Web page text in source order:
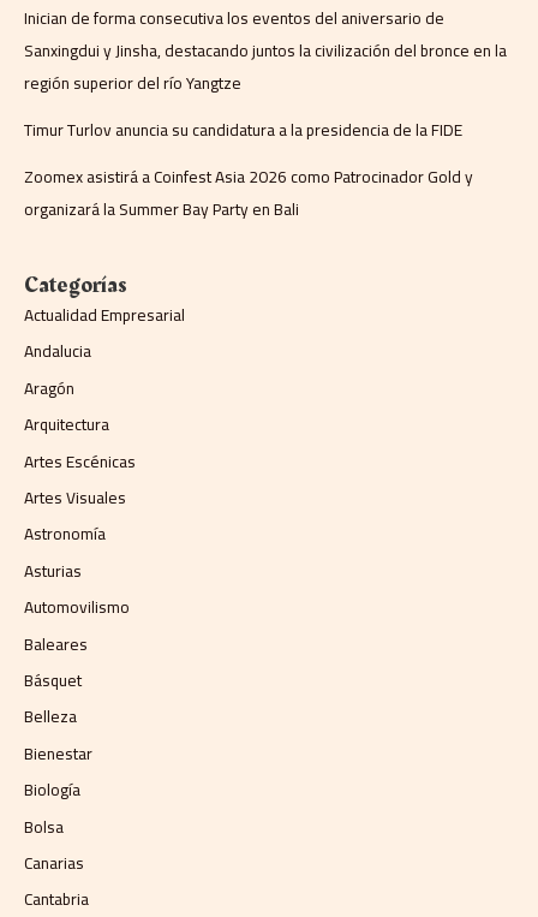
Inician de forma consecutiva los eventos del aniversario de
Sanxingdui y Jinsha, destacando juntos la civilización del bronce en la
región superior del río Yangtze
Timur Turlov anuncia su candidatura a la presidencia de la FIDE
Zoomex asistirá a Coinfest Asia 2026 como Patrocinador Gold y
organizará la Summer Bay Party en Bali
Categorías
Actualidad Empresarial
Andalucia
Aragón
Arquitectura
Artes Escénicas
Artes Visuales
Astronomía
Asturias
Automovilismo
Baleares
Básquet
Belleza
Bienestar
Biología
Bolsa
Canarias
Cantabria